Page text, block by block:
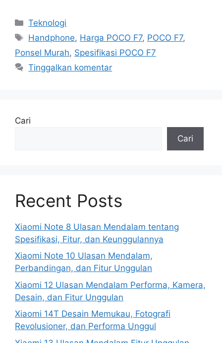
Kategori
Teknologi
Tag
Handphone, Harga POCO F7, POCO F7,
Ponsel Murah, Spesifikasi POCO F7
Tinggalkan komentar
Cari
Cari
Recent Posts
Xiaomi Note 8 Ulasan Mendalam tentang
Spesifikasi, Fitur, dan Keunggulannya
Xiaomi Note 10 Ulasan Mendalam,
Perbandingan, dan Fitur Unggulan
Xiaomi 12 Ulasan Mendalam Performa, Kamera,
Desain, dan Fitur Unggulan
Xiaomi 14T Desain Memukau, Fotografi
Revolusioner, dan Performa Unggul